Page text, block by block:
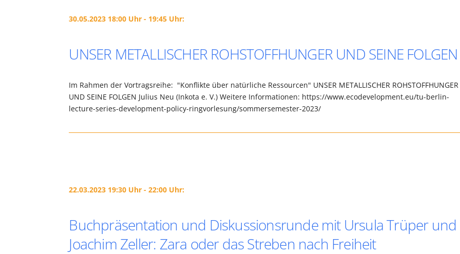
30.05.2023 18:00 Uhr - 19:45 Uhr:
UNSER METALLISCHER ROHSTOFFHUNGER UND SEINE FOLGEN
Im Rahmen der Vortragsreihe: "Konflikte über natürliche Ressourcen" UNSER METALLISCHER ROHSTOFFHUNGER
UND SEINE FOLGEN Julius Neu (Inkota e. V.) Weitere Informationen: https://www.ecodevelopment.eu/tu-berlin-
lecture-series-development-policy-ringvorlesung/sommersemester-2023/
22.03.2023 19:30 Uhr - 22:00 Uhr:
Buchpräsentation und Diskussionsrunde mit Ursula Trüper und
Joachim Zeller: Zara oder das Streben nach Freiheit